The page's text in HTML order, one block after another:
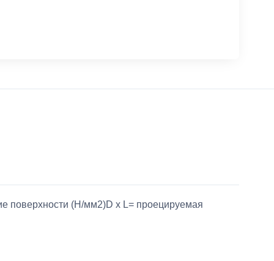
поверхности (Н/мм2)D x L= проецируемая